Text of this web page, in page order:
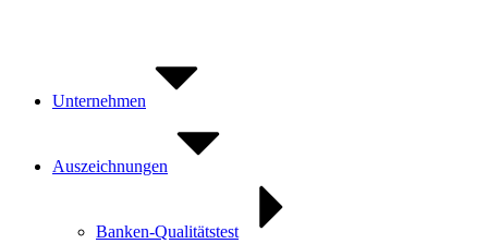
Unternehmen
Auszeichnungen
Banken-Qualitätstest